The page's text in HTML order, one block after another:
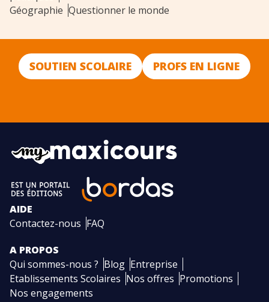
Géographie Questionner le monde
SOUTIEN SCOLAIRE PROFS EN LIGNE
AIDE
Contactez-nous FAQ
A PROPOS
Qui sommes-nous ? Blog Entreprise
Etablissements Scolaires Nos offres Promotions
Nos engagements